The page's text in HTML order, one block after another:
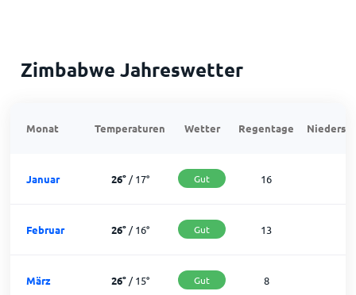
Zimbabwe Jahreswetter
Monat Temperaturen Wetter Regentage
Januar 26°/17° Gut 16
Februar 26°/16° Gut 13
März 26°/15° Gut 8